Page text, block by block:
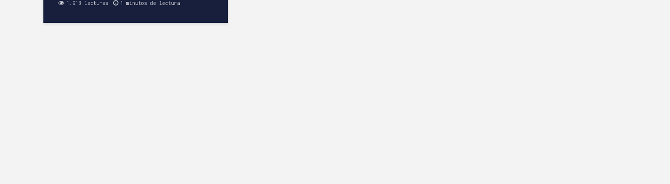
1.913 lecturas 1 minutos de lectura